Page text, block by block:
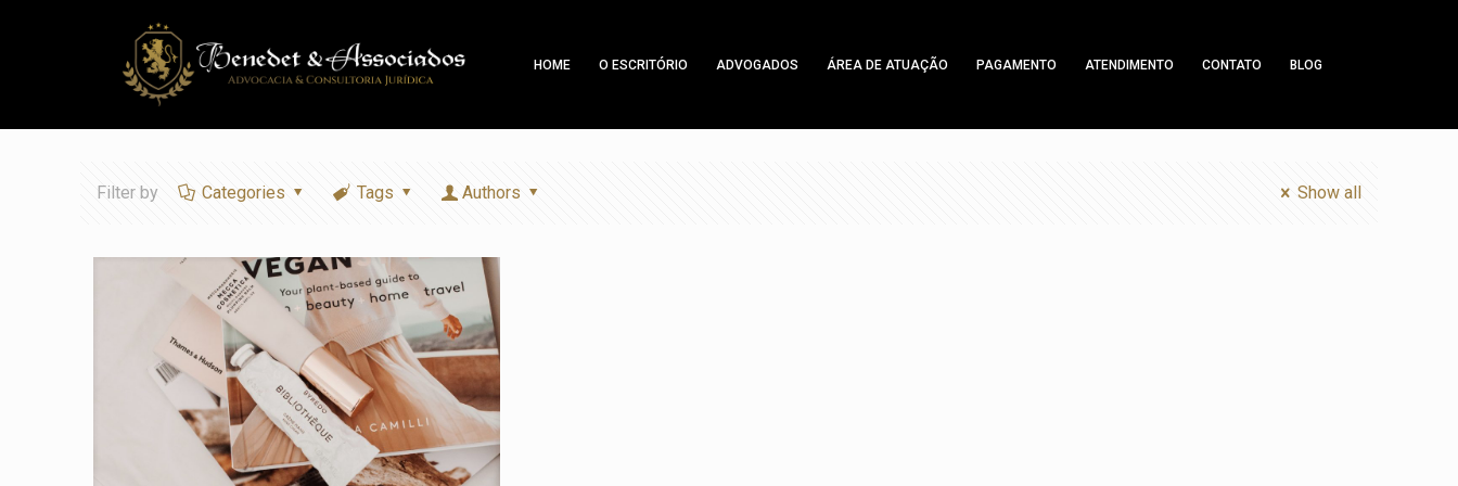
HOME O ESCRITÓRIO ADVOGADOS ÁREA DE ATUAÇÃO PAGAMENTO ATENDIMENTO CONTATO BLOG
Filter by Categories Tags Authors Show all